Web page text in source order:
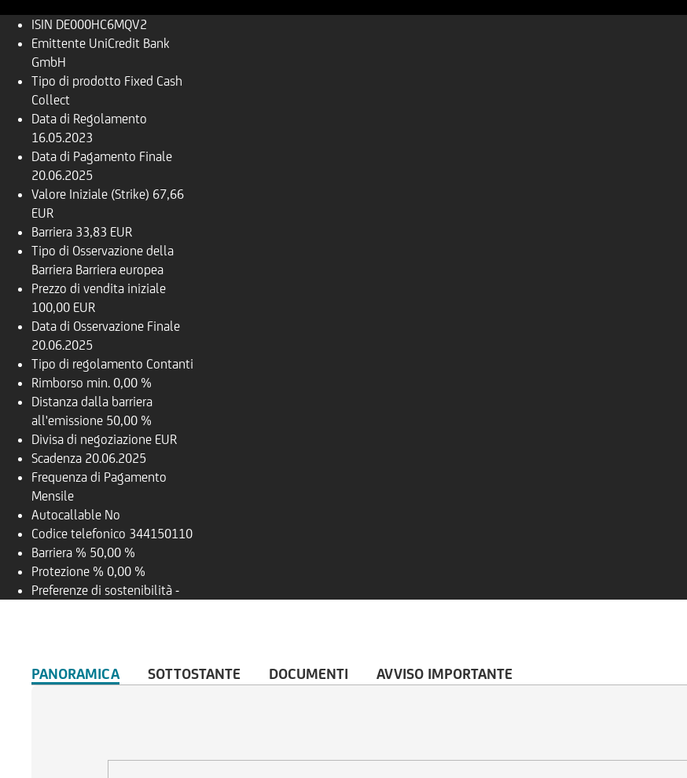
ISIN DE000HC6MQV2
Emittente UniCredit Bank
GmbH
Tipo di prodotto Fixed Cash
Collect
Data di Regolamento
16.05.2023
Data di Pagamento Finale
20.06.2025
Valore Iniziale (Strike) 67,66
EUR
Barriera 33,83 EUR
Tipo di Osservazione della
Barriera Barriera europea
Prezzo di vendita iniziale
100,00 EUR
Data di Osservazione Finale
20.06.2025
Tipo di regolamento Contanti
Rimborso min. 0,00 %
Distanza dalla barriera
all'emissione 50,00 %
Divisa di negoziazione EUR
Scadenza 20.06.2025
Frequenza di Pagamento
Mensile
Autocallable No
Codice telefonico 344150110
Barriera % 50,00 %
Protezione % 0,00 %
Preferenze di sostenibilità -
PANORAMICA SOTTOSTANTE DOCUMENTI AVVISO IMPORTANTE